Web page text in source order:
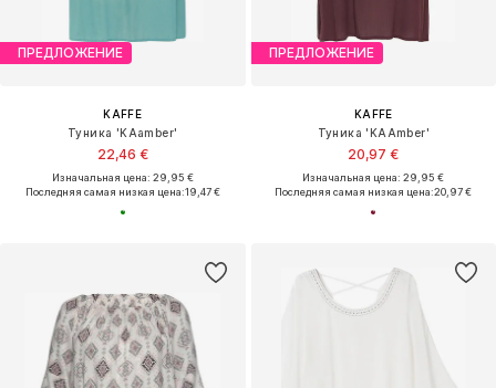
ПРЕДЛОЖЕНИЕ
KAFFE
Туника 'KAamber'
22,46 €
Изначальная цена: 29,95 €
Последняя самая низкая цена:19,47 €
ПРЕДЛОЖЕНИЕ
KAFFE
Туника 'KAAmber'
20,97 €
Изначальная цена: 29,95 €
Последняя самая низкая цена:20,97 €